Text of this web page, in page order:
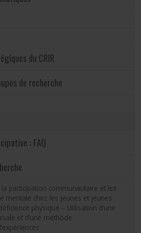
du CRIR
de recherche
: FAQ
la participation communautaire et les
mentale chez les jeunes et jeunes
physique – Utilisation d’une
et d’une méthode